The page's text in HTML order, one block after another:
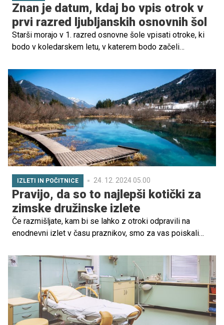
Znan je datum, kdaj bo vpis otrok v
prvi razred ljubljanskih osnovnih šol
Starši morajo v 1. razred osnovne šole vpisati otroke, ki
bodo v koledarskem letu, v katerem bodo začeli
začetek šolanja odloži za eno leto na predlog staršev,
zdravstvene službe ali na podlagi odločbe o usmeritvi
Zavoda RS za šolstvo, če ugotovijo, da otrok ni
pripravljen za vstop v šolo.
IZLETI IN POČITNICE 24. 12. 2024 05.00
Pravijo, da so to najlepši kotički za
zimske družinske izlete
Če razmišljate, kam bi se lahko z otroki odpravili na
enodnevni izlet v času praznikov, smo za vas poiskali
vseh letnih časih, pa so še posebej lepi pozimi, in so
lahko krasen enodnevni izlet za vso družino.